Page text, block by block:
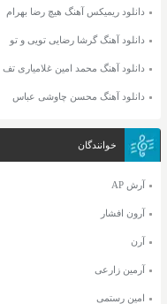
دانلود ریمیکس آهنگ هیچ رضا بهرام
دانلود آهنگ گرشا رضایی تویی و تو
دانلود آهنگ محمد امین غلامیاری تف
دانلود آهنگ محسن چاوشی عباس
خوانندگان
آرش AP
آرون افشار
آرن
آرمین زارعی
امین رستمی